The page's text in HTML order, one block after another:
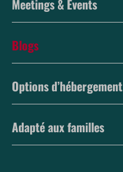
Meetings & Events
Blogs
Options d’hébergement
Adapté aux familles